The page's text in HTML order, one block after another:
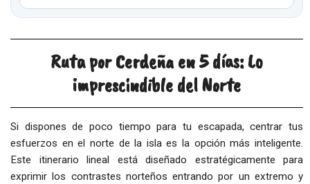
Ruta por Cerdeña en 5 días: Lo
imprescindible del Norte
Si dispones de poco tiempo para tu escapada, centrar tus
esfuerzos en el norte de la isla es la opción más inteligente.
Este itinerario lineal está diseñado estratégicamente para
exprimir los contrastes norteños entrando por un extremo y